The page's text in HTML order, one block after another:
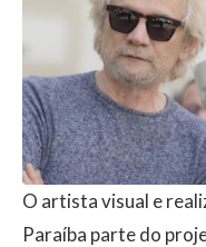
O artista visual e
Paraíba parte do